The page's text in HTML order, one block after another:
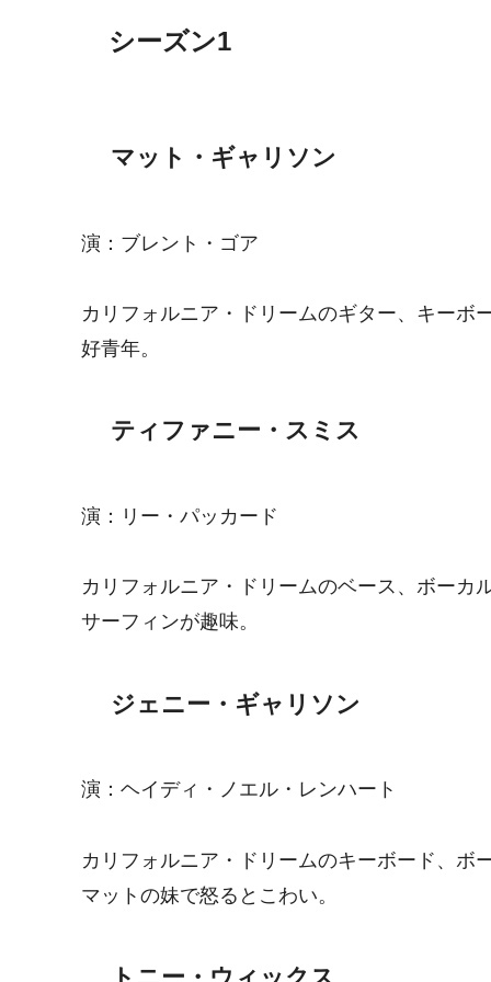
シーズン1
マット・ギャリソン
演：ブレント・ゴア
カリフォルニア・ドリームのギター、キーボ
好青年。
ティファニー・スミス
演：リー・パッカード
カリフォルニア・ドリームのベース、ボーカル
サーフィンが趣味。
ジェニー・ギャリソン
演：ヘイディ・ノエル・レンハート
カリフォルニア・ドリームのキーボード、ボ
マットの妹で怒るとこわい。